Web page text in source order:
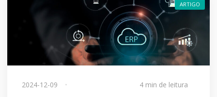
ARTIGO
2024-12-09 4 min de leitura